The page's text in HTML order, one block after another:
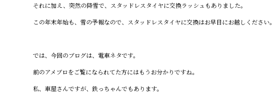
それに加え、突然の降雪で、スタッドレスタイヤに交換ラッシュもありました。
この年末年始も、雪の予報なので、スタッドレスタイヤに交換はお早目にお越しください。
では、今回のブログは、電車ネタです。
前のアメブロをご覧になられてた方にはもうお分かりですね。
私、車屋さんですが、鉄っちゃんでもあります。